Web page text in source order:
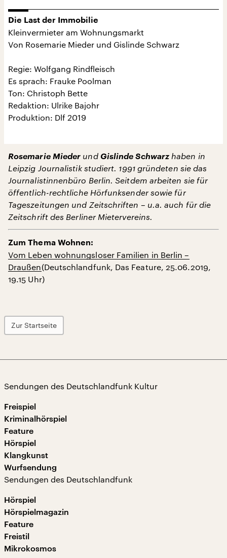
Die Last der Immobilie
Kleinvermieter am Wohnungsmarkt
Von Rosemarie Mieder und Gislinde Schwarz
Regie: Wolfgang Rindfleisch
Es sprach: Frauke Poolman
Ton: Christoph Bette
Redaktion: Ulrike Bajohr
Produktion: Dlf 2019
Rosemarie Mieder undGislinde Schwarzhaben in
Leipzig Journalistik studiert. 1991 gründeten sie das
Journalistinnenbüro Berlin. Seitdem arbeiten sie für
öffentlich-rechtliche Hörfunksender sowie für
Tageszeitungen und Zeitschriften – u.a. auch für die
Zeitschrift des Berliner Mietervereins.
Zum Thema Wohnen:
Vom Leben wohnungsloser Familien in Berlin –
Draußen(Deutschlandfunk, Das Feature, 25.06.2019,
19.15 Uhr)
Zur Startseite
Sendungen des Deutschlandfunk Kultur
Freispiel
Kriminalhörspiel
Feature
Hörspiel
Klangkunst
Wurfsendung
Sendungen des Deutschlandfunk
Hörspiel
Hörspielmagazin
Feature
Freistil
Mikrokosmos